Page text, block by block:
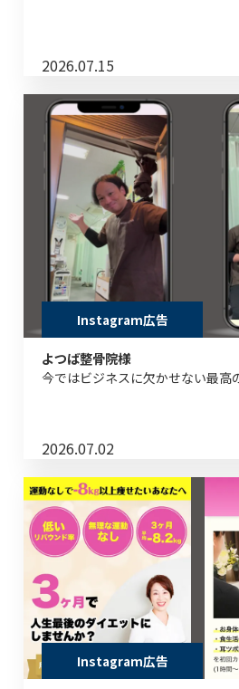
2026.07.15
Instagram広告
よつば整骨院様
今ではビジネスに欠かせない最高
2026.07.02
Instagram広告